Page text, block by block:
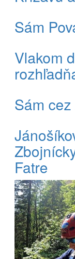
Sám
Vlakom
Sám
Fatre